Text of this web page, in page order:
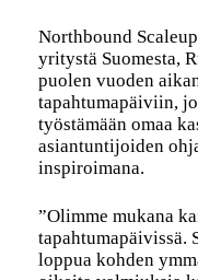
Northbound
yritystä Suomesta,
puolen vuoden
tapahtumapäiviin,
työstämään omaa
asiantuntijoiden
inspiroimana.
”Olimme mukana
tapahtumapäivissä.
loppua kohden